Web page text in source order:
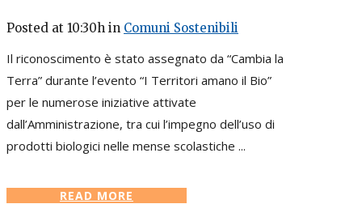
Posted at 10:30h in Comuni Sostenibili
Il riconoscimento è stato assegnato da “Cambia la
Terra” durante l’evento “I Territori amano il Bio”
per le numerose iniziative attivate
dall’Amministrazione, tra cui l’impegno dell’uso di
prodotti biologici nelle mense scolastiche ...
READ MORE